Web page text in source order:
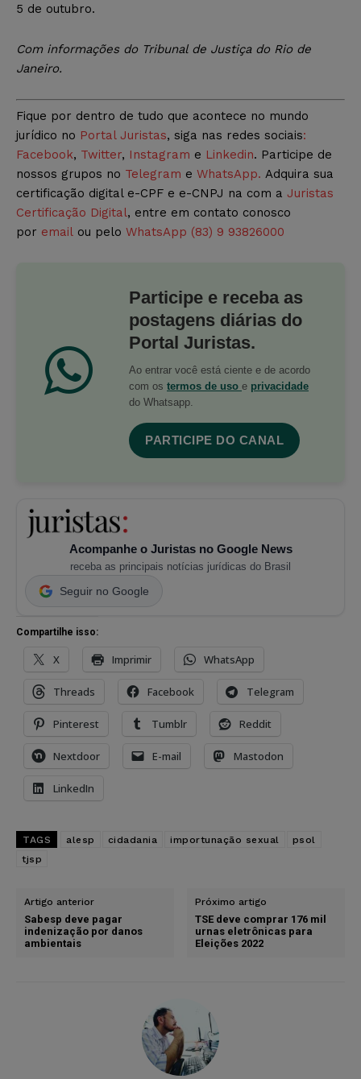
5 de outubro.
Com informações do Tribunal de Justiça do Rio de
Janeiro.
Fique por dentro de tudo que acontece no mundo
jurídico no Portal Juristas, siga nas redes sociais:
Facebook, Twitter, Instagram e Linkedin. Participe de
nossos grupos no Telegram e WhatsApp. Adquira sua
certificação digital e-CPF e e-CNPJ na com a Juristas
Certificação Digital, entre em contato conosco
por email ou pelo WhatsApp (83) 9 93826000
Participe e receba as
postagens diárias do
Portal Juristas.
Ao entrar você está ciente e de acordo
com os termos de uso e privacidade
do Whatsapp.
PARTICIPE DO CANAL
Acompanhe o Juristas no Google News
receba as principais notícias jurídicas do Brasil
Seguir no Google
Compartilhe isso:
X Imprimir WhatsApp
Threads Facebook Telegram
Pinterest Tumblr Reddit
Nextdoor E-mail Mastodon
LinkedIn
TAGS alesp cidadania importunação sexual
psol
tjsp
Artigo anterior
Sabesp deve pagar
indenização por danos
ambientais
Próximo artigo
TSE deve comprar 176 mil
urnas eletrônicas para
Eleições 2022